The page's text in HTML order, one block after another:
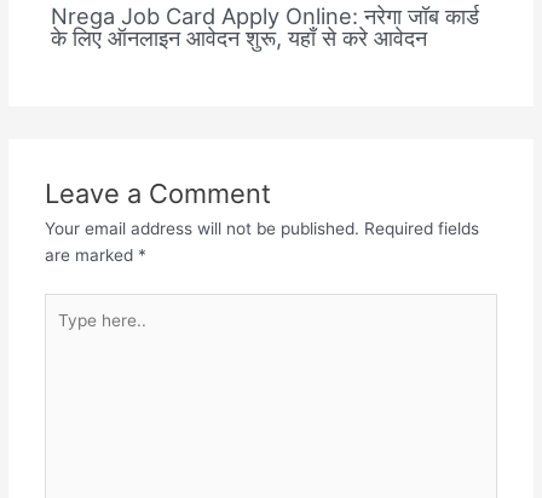
Nrega Job Card Apply Online: नरेगा जॉब कार्ड
के लिए ऑनलाइन आवेदन शुरू, यहाँ से करे आवेदन
Leave a Comment
Your email address will not be published. Required fields
are marked *
here..